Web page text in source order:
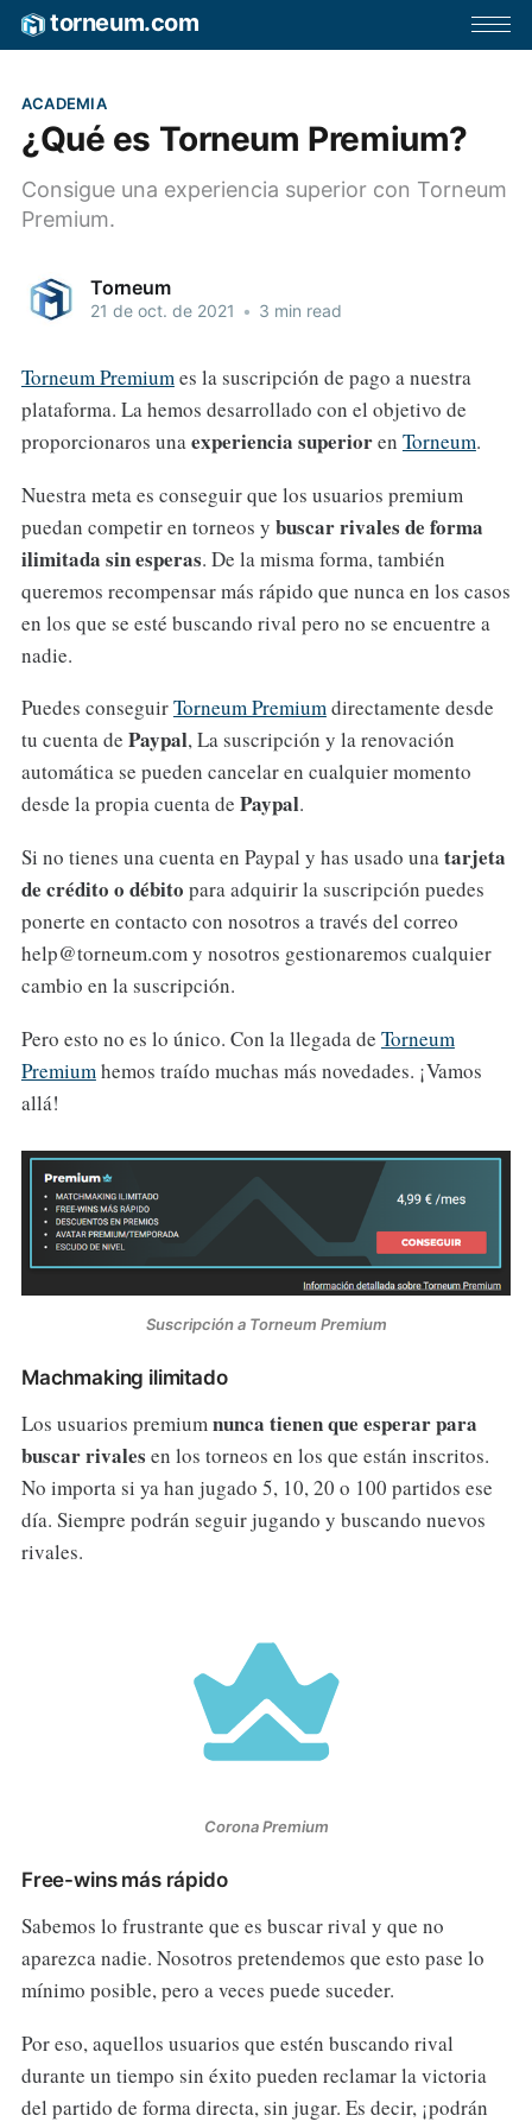
torneum.com
ACADEMIA
¿Qué es Torneum Premium?
Consigue una experiencia superior con Torneum
Premium.
Torneum
21 de oct. de 2021 • 3 min read
Torneum Premiumes la suscripción de pago a nuestra
plataforma. La hemos desarrollado con el objetivo de
proporcionaros unaexperiencia superioren Torneum.
Nuestra meta es conseguir que los usuarios premium
puedan competir en torneos y buscar rivales de forma
ilimitada sin esperas. De la misma forma, también
queremos recompensar más rápido que nunca en los casos
en los que se esté buscando rival pero no se encuentre a
nadie.
Puedes conseguirTorneum Premiumdirectamente desde
tu cuenta de Paypal, La suscripción y la renovación
automática se pueden cancelar en cualquier momento
desde la propia cuenta de Paypal.
Si no tienes una cuenta en Paypal y has usado unatarjeta
de crédito o débito para adquirir la suscripción puedes
ponerte en contacto con nosotros a través del correo
help@torneum.com y nosotros gestionaremos cualquier
cambio en la suscripción.
Pero esto no es lo único. Con la llegada de Torneum
Premiumhemos traído muchas más novedades. ¡Vamos
allá!
Suscripción a Torneum Premium
Machmaking ilimitado
Los usuarios premium nunca tienen que esperar para
buscar rivales en los torneos en los que están inscritos.
No importa si ya han jugado 5, 10, 20 o 100 partidos ese
día. Siempre podrán seguir jugando y buscando nuevos
rivales.
Corona Premium
Free-wins más rápido
Sabemos lo frustrante que es buscar rival y que no
aparezca nadie. Nosotros pretendemos que esto pase lo
mínimo posible, pero a veces puede suceder.
Por eso, aquellos usuarios que estén buscando rival
durante un tiempo sin éxito pueden reclamar la victoria
del partido de forma directa, sin jugar. Es decir, ¡podrán